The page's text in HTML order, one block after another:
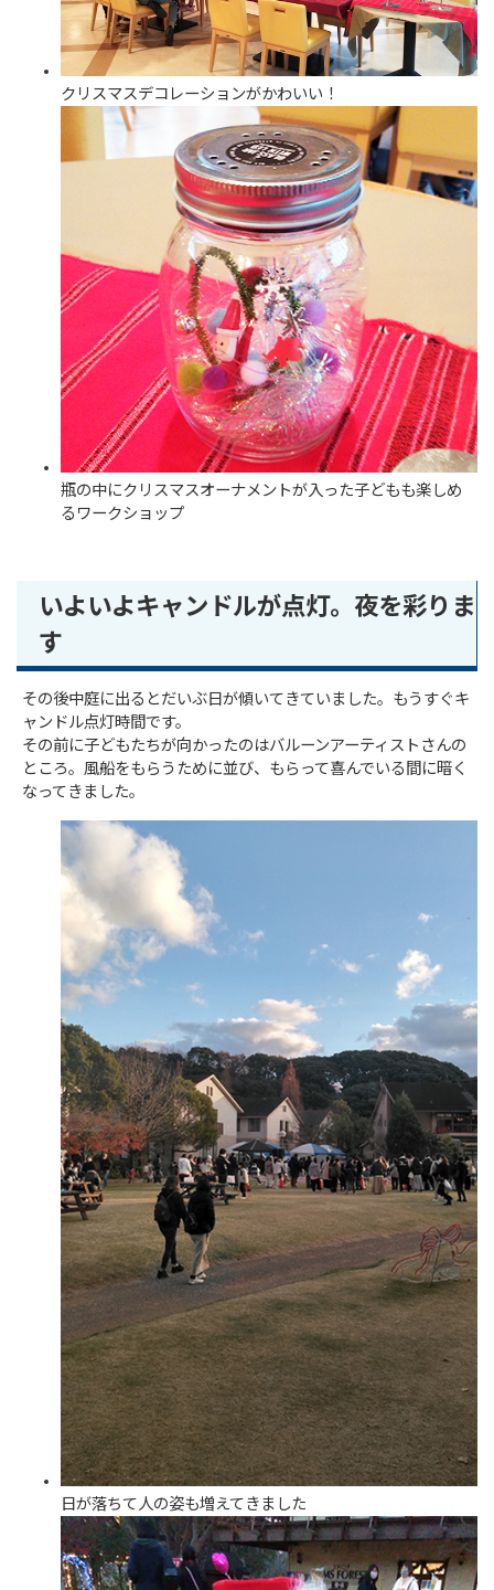
クリスマスデコレーションがかわいい！
瓶の中にクリスマスオーナメントが入った子どもも楽しめ
るワークショップ
いよいよキャンドルが点灯。夜を彩りま
す
その後中庭に出るとだいぶ日が傾いてきていました。もうすぐキ
ャンドル点灯時間です。
その前に子どもたちが向かったのはバルーンアーティストさんの
ところ。風船をもらうために並び、もらって喜んでいる間に暗く
なってきました。
日が落ちて人の姿も増えてきました